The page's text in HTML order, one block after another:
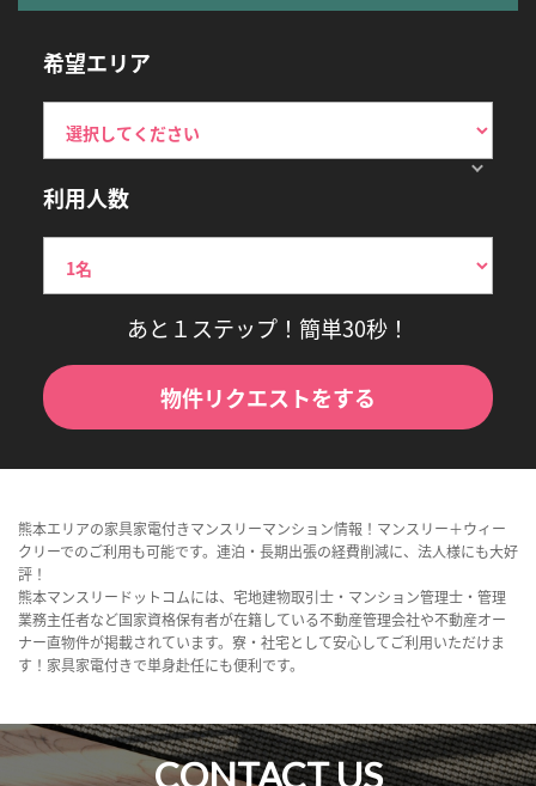
希望エリア
利用人数
あと１ステップ！簡単30秒！
物件リクエストをする
熊本エリアの家具家電付きマンスリーマンション情報！マンスリー＋ウィー
クリーでのご利用も可能です。連泊・長期出張の経費削減に、法人様にも大好
評！
熊本マンスリードットコムには、宅地建物取引士・マンション管理士・管理
業務主任者など国家資格保有者が在籍している不動産管理会社や不動産オー
ナー直物件が掲載されています。寮・社宅として安心してご利用いただけま
す！家具家電付きで単身赴任にも便利です。
CONTACT US